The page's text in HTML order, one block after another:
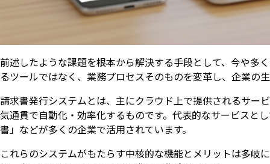
前述したような課題を根本から解決する手段として、今や多
るツールではなく、業務プロセスそのものを変革し、企業の
請求書発行システムとは、主にクラウド上で提供されるサー
気通貫で自動化・効率化するものです。代表的なサービスと
書」などが多くの企業で活用されています。
これらのシステムがもたらす中核的な機能とメリットは多岐